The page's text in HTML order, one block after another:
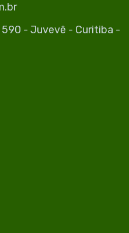
590 - Juvevê - Curitiba -